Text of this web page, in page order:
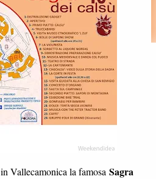
in Vallecamonica la famosa Sagra